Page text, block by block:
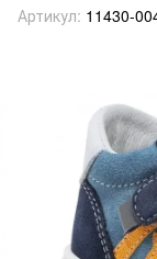
Артикул: 11430-